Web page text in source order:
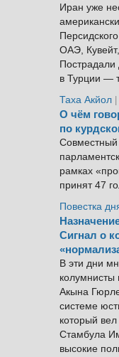
Иран уже
ОАЭ,
в Турции —
Таха Акйол
О чём
по
Совместный
рамках
принят 47
Повестка
Сигнал о
В эти дни
колумнисты
Акына
системе
который
Стамбула
высокие